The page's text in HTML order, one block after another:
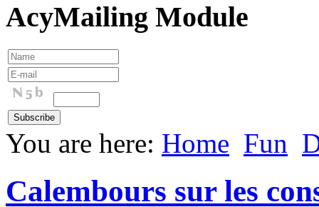
AcyMailing Module
You are here: Home Fun
Calembours sur les